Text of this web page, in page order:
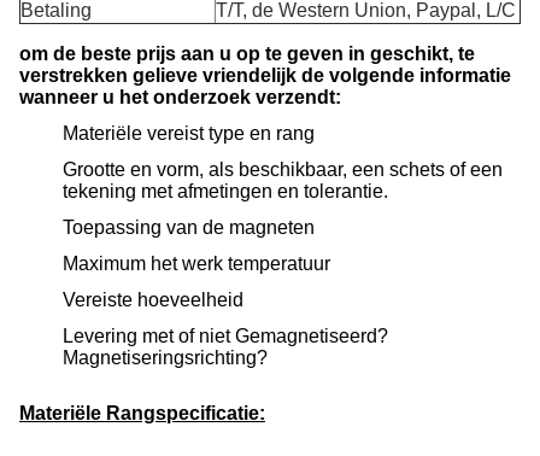
Betaling T/T, de Western Union, Paypal, L/C
om de beste prijs aan u op te geven in geschikt, te
verstrekken gelieve vriendelijk de volgende informatie
wanneer u het onderzoek verzendt:
Materiële vereist type en rang
Grootte en vorm, als beschikbaar, een schets of een
tekening met afmetingen en tolerantie.
Toepassing van de magneten
Maximum het werk temperatuur
Vereiste hoeveelheid
Levering met of niet Gemagnetiseerd?
Magnetiseringsrichting?
Materiële Rangspecificatie: